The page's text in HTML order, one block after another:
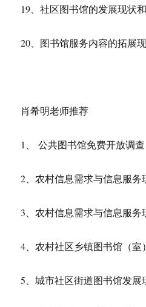
19、社区图书馆的发展现状
20、图书馆服务内容的拓展
肖希明老师推荐
1、 公共图书馆免费开放调查
2、农村信息需求与信息服务
3、农村信息需求与信息服务
4、农村社区乡镇图书馆（室
5、城市社区街道图书馆发展